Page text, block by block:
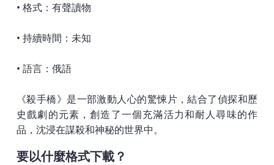
• 格式：有聲讀物
• 持續時間：未知
• 語言：俄語
《殺手橋》是一部激動人心的驚悚片，結合了偵探和歷
史戲劇的元素，創造了一個充滿活力和耐人尋味的作
品，沈浸在謀殺和神秘的世界中。
要以什麼格式下載？